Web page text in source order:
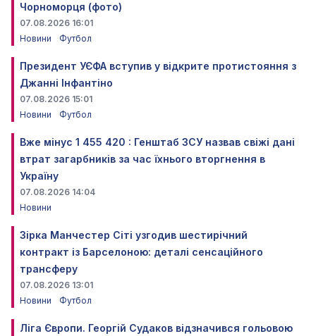
Чорноморця (фото)
07.08.2026 16:01
Новини
Футбол
Президент УЄФА вступив у відкрите протистояння з
Джанні Інфантіно
07.08.2026 15:01
Новини
Футбол
Вже мінус 1 455 420 : Генштаб ЗСУ назвав свіжі дані
втрат загарбників за час їхнього вторгнення в
Україну
07.08.2026 14:04
Новини
Зірка Манчестер Сіті узгодив шестирічний
контракт із Барселоною: деталі сенсаційного
трансферу
07.08.2026 13:01
Новини
Футбол
Ліга Європи. Георгій Судаков відзначився гольовою